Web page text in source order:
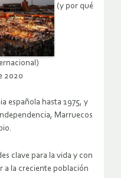
(y por qué
2020
española hasta 1975, y
Marruecos
clave para la vida y con
a la creciente población